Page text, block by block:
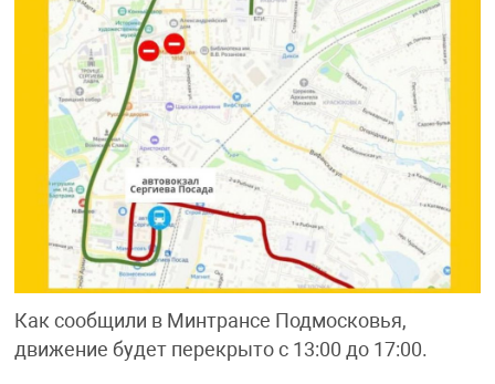
Как сообщили в Минтрансе Подмосковья,
движение будет перекрыто с 13:00 до 17:00.